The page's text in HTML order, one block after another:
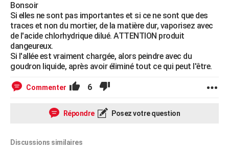
FORUM
Bricolage
Lifestyle
Culture
Sport
Auto
Television
Voyage
Cinema
Bonsoir
Si elles ne sont pas importantes et si ce ne sont que des
traces et non du mortier, de la matière dur, vaporisez avec
de l'acide chlorhydrique dilué. ATTENTION produit
dangeureux.
Si l'allée est vraiment chargée, alors peindre avec du
goudron liquide, après avoir éliminé tout ce qui peut l'être.
Commenter 6
Répondre Posez votre question
Discussions similaires